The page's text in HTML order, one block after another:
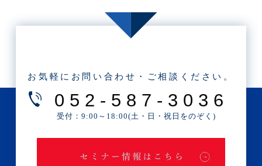
・2025年6月(3記事)
・2025年4月(1記事)
・2025年2月(3記事)
・2025年1月(1記事)
お気軽にお問い合わせ・ご相談ください。
052-587-3036
受付：9:00～18:00(土・日・祝日をのぞく)